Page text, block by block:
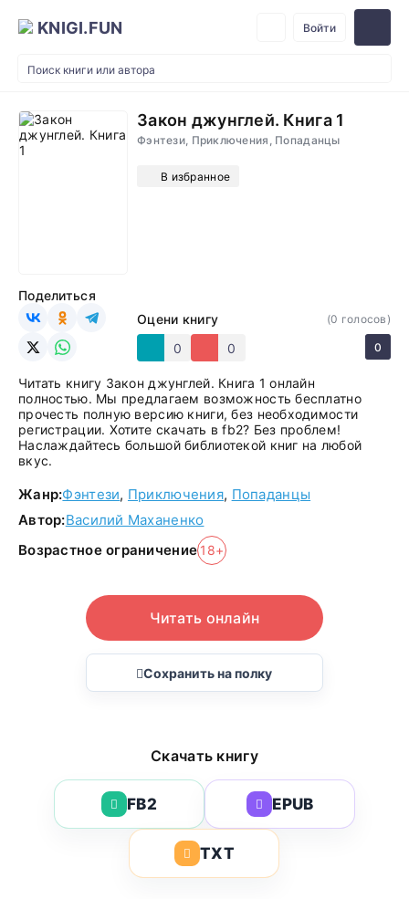
KNIGI.FUN Войти
Закон джунглей. Книга 1
Фэнтези, Приключения, Попаданцы
В избранное
Оцени книгу
0
0
(0 голосов)
0
Поделиться
Читать книгу Закон джунглей. Книга 1 онлайн
полностью. Мы предлагаем возможность бесплатно
прочесть полную версию книги, без необходимости
регистрации. Хотите скачать в fb2? Без проблем!
Наслаждайтесь большой библиотекой книг на любой
вкус.
Жанр:Фэнтези, Приключения, Попаданцы
Автор:Василий Маханенко
Возрастное ограничение 18+
Читать онлайн
Сохранить на полку
Скачать книгу
FB2 EPUB
TXT